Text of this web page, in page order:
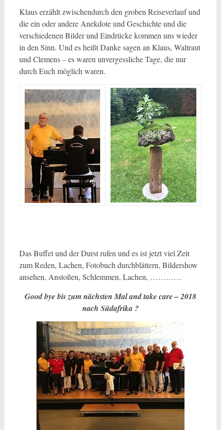
Klaus erzählt zwischendurch den groben Reiseverlauf und
die ein oder andere Anekdote und Geschichte und die
verschiedenen Bilder und Eindrücke kommen uns wieder
in den Sinn. Und es heißt Danke sagen an Klaus, Waltraut
und Clemens – es waren unvergessliche Tage, die nur
durch Euch möglich waren.
Das Buffet und der Durst rufen und es ist jetzt viel Zeit
zum Reden, Lachen, Fotobuch durchblättern, Bildershow
ansehen, Anstoßen, Schlemmen, Lachen, …………
Good bye bis zum nächsten Mal and take care – 2018
nach Südafrika ?